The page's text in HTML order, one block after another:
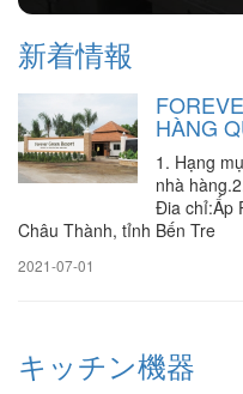
新着情報
HÀNG
1. Hạng
nhà
Đia chỉ:Ấp
Châu Thành, tỉnh Bến Tre
2021-07-01
キッチン機器